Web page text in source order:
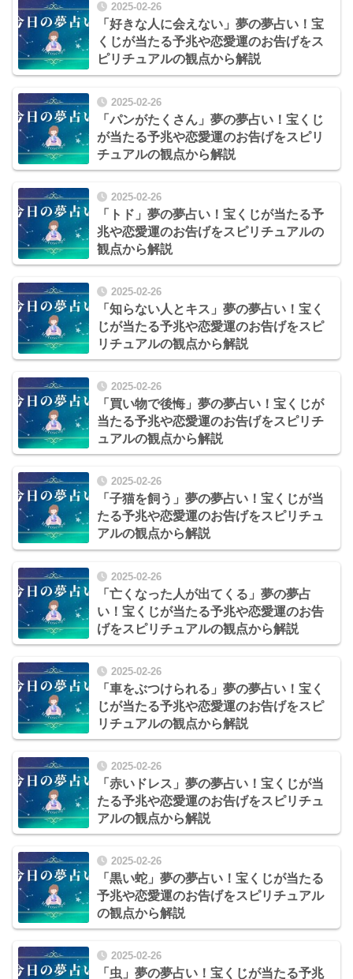
2025-02-26
「好きな人に会えない」夢の夢占い！宝
くじが当たる予兆や恋愛運のお告げをス
ピリチュアルの観点から解説
2025-02-26
「パンがたくさん」夢の夢占い！宝くじ
が当たる予兆や恋愛運のお告げをスピリ
チュアルの観点から解説
2025-02-26
「トド」夢の夢占い！宝くじが当たる予
兆や恋愛運のお告げをスピリチュアルの
観点から解説
2025-02-26
「知らない人とキス」夢の夢占い！宝く
じが当たる予兆や恋愛運のお告げをスピ
リチュアルの観点から解説
2025-02-26
「買い物で後悔」夢の夢占い！宝くじが
当たる予兆や恋愛運のお告げをスピリチ
ュアルの観点から解説
2025-02-26
「子猫を飼う」夢の夢占い！宝くじが当
たる予兆や恋愛運のお告げをスピリチュ
アルの観点から解説
2025-02-26
「亡くなった人が出てくる」夢の夢占
い！宝くじが当たる予兆や恋愛運のお告
げをスピリチュアルの観点から解説
2025-02-26
「車をぶつけられる」夢の夢占い！宝く
じが当たる予兆や恋愛運のお告げをスピ
リチュアルの観点から解説
2025-02-26
「赤いドレス」夢の夢占い！宝くじが当
たる予兆や恋愛運のお告げをスピリチュ
アルの観点から解説
2025-02-26
「黒い蛇」夢の夢占い！宝くじが当たる
予兆や恋愛運のお告げをスピリチュアル
の観点から解説
2025-02-26
「虫」夢の夢占い！宝くじが当たる予兆